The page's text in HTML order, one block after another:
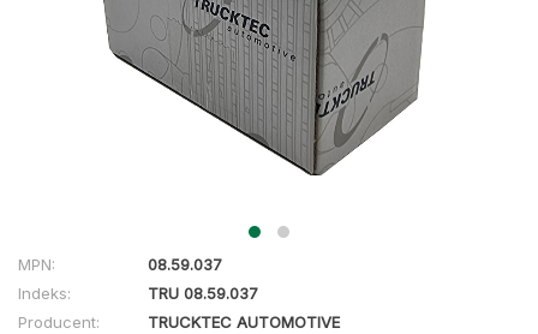
MPN:
08.59.037
Indeks:
TRU 08.59.037
Producent:
TRUCKTEC AUTOMOTIVE